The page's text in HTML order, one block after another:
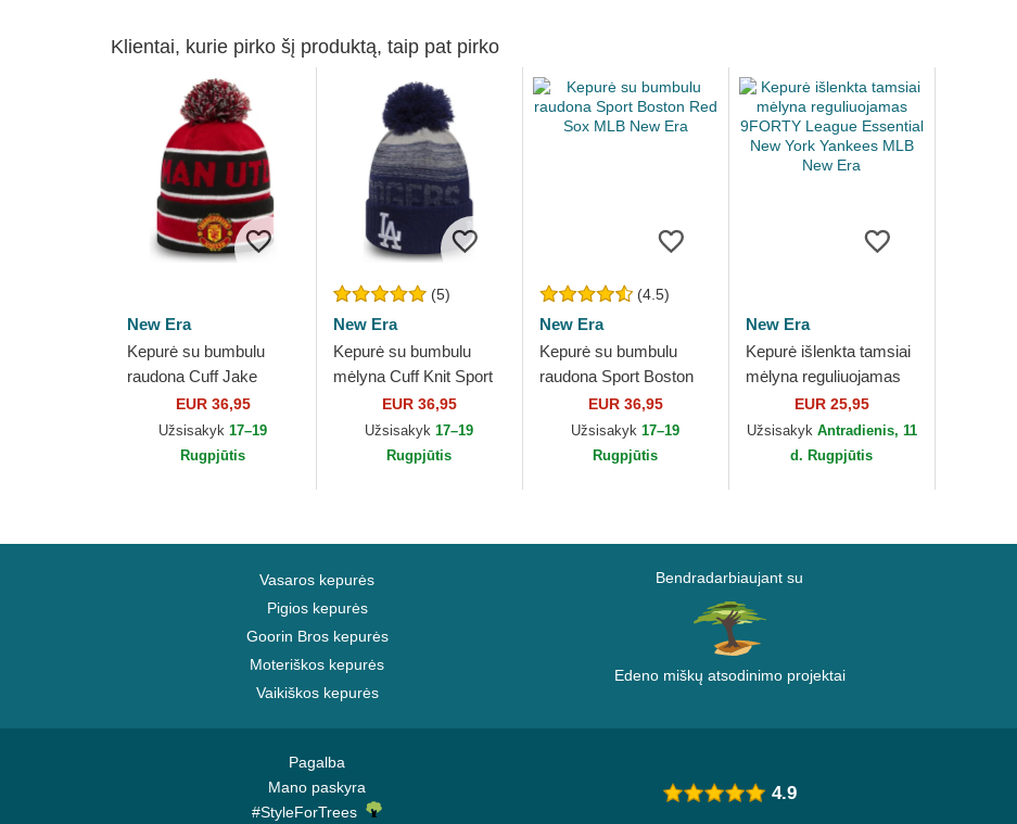
Klientai, kurie pirko šį produktą, taip pat pirko
New Era
Kepurė su bumbulu
raudona Cuff Jake
Manchester United
Football Club Premier
League New Era
EUR 36,95
Užsisakyk17–19
Rugpjūtis
(5)
New Era
Kepurė su bumbulu
mėlyna Cuff Knit Sport
Los Angeles Dodgers
MLB New Era
EUR 36,95
Užsisakyk17–19
Rugpjūtis
(4.5)
New Era
Kepurė su bumbulu
raudona Sport Boston
Red Sox MLB New Era
EUR 36,95
Užsisakyk17–19
Rugpjūtis
New Era
Kepurė išlenkta tamsiai
mėlyna reguliuojamas
9FORTY League
Essential New York
Yankees MLB New Era
EUR 25,95
Užsisakyk Antradienis, 11
d. Rugpjūtis
Vasaros kepurės
Pigios kepurės
Goorin Bros kepurės
Moteriškos kepurės
Vaikiškos kepurės
Bendradarbiaujant su
Edeno miškų atsodinimo projektai
Pagalba
Mano paskyra
#StyleForTrees
4.9